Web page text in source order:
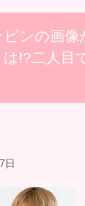
ンの画像
!?二人目
日